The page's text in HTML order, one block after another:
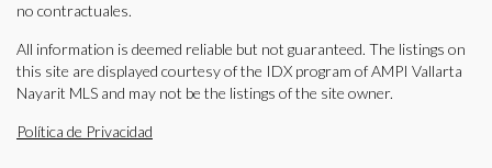
no contractuales.
All information is deemed reliable but not guaranteed. The listings on
this site are displayed courtesy of the IDX program of AMPI Vallarta
Nayarit MLS and may not be the listings of the site owner.
Política de Privacidad